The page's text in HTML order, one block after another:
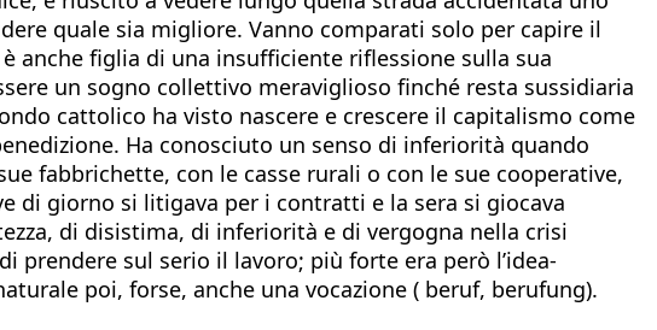
quale sia migliore. Vanno comparati solo per capire il
anche figlia di una insufficiente riflessione sulla sua
un sogno collettivo meraviglioso finché resta sussidiaria
cattolico ha visto nascere e crescere il capitalismo come
Ha conosciuto un senso di inferiorità quando
fabbrichette, con le casse rurali o con le sue cooperative,
di giorno si litigava per i contratti e la sera si giocava
di disistima, di inferiorità e di vergogna nella crisi
prendere sul serio il lavoro; più forte era però l’idea-
poi, forse, anche una vocazione ( beruf, berufung).